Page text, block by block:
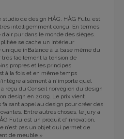
studio de design HÅG. HÅG Futu est
intelligemment conçu. En termes
pur dans le monde des sièges.
se cache un intérieur
inBalance à la base même du
facilement la tension de
propres et les principes
à la fois et en même temps
aisément à n'importe quel
reçu du Conseil norvégien du design
design en 2009. Le prix vient
faisant appel au design pour créer des
Entre autres choses, le jury a
Futu est un produit d’innovation,
n’est pas un objet qui permet de
de meuble »